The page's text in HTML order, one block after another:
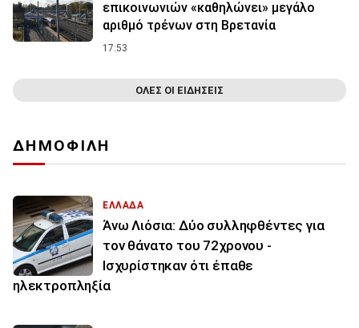
επικοινωνιών «καθηλώνει» μεγάλο
αριθμό τρένων στη Βρετανία
17:53
ΟΛΕΣ ΟΙ ΕΙΔΗΣΕΙΣ
ΔΗΜΟΦΙΛΗ
ΕΛΛΑΔΑ
Άνω Λιόσια: Δύο συλληφθέντες για
τον θάνατο του 72χρονου -
Ισχυρίστηκαν ότι έπαθε
ηλεκτροπληξία